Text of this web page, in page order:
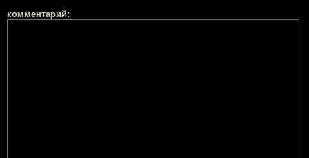
комментарий: